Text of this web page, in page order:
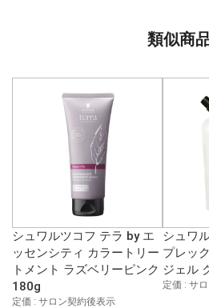
類似商
シュワルツコフ テラ by エ
ッセンシティ カラートリー
トメント ラズベリーピンク
180g
定価 : サロン契約後表示
シュワ
プレッ
ジェル
定価 : サ